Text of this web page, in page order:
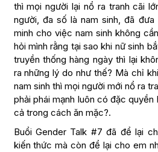
thì mọi người lại nổ ra tranh cãi
người, đa số là nam sinh, đã
minh cho việc nam sinh không
hỏi mình rằng tại sao khi nữ sinh
truyền thống hàng ngày thì lại
ra những lý do như thế? Mà chỉ
nam sinh thì mọi người mới nổ ra
phải phái mạnh luôn có đặc
cả trong cách ăn mặc?.
Buổi Gender Talk #7 đã để lại
kiến thức mà còn để lại cho em